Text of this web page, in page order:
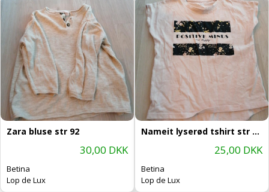
Zara bluse str 92
30,00 DKK
Betina
Lop de Lux
Nameit lyserød tshirt str 116
25,00 DKK
Betina
Lop de Lux